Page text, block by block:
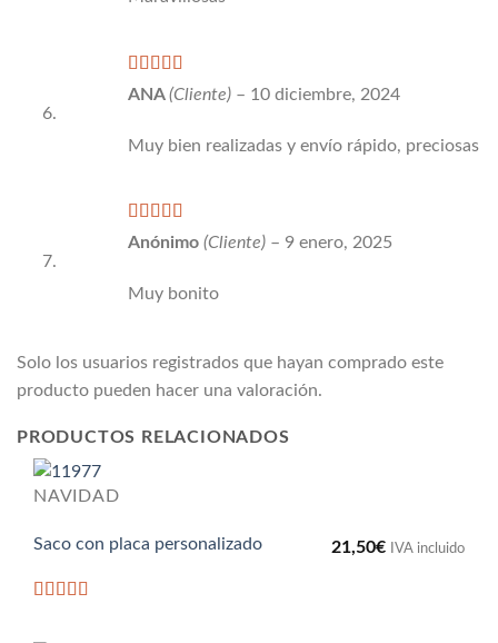
Valorado
de 5
ANA(Cliente) – 10 diciembre, 2024
Muy bien realizadas y envío rápido, preciosas
Valorado
Anónimo (Cliente) – 9 enero, 2025
Muy bonito
Solo los usuarios registrados que hayan comprado este
producto pueden hacer una valoración.
PRODUCTOS RELACIONADOS
NAVIDAD
Saco con placa personalizado 21,50€ IVA incluido